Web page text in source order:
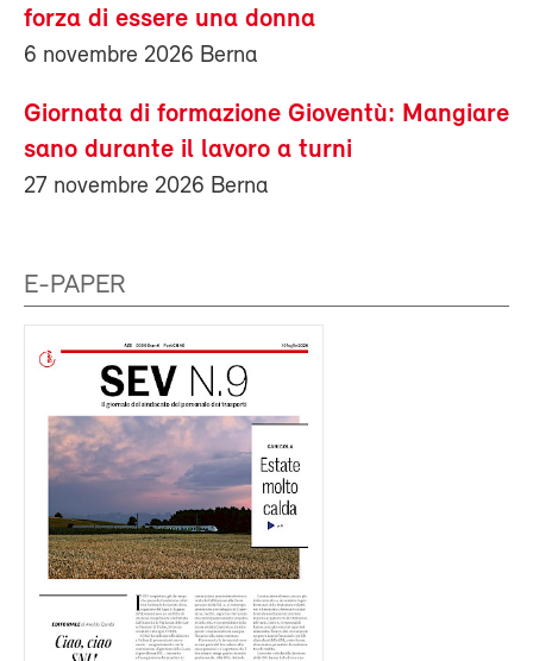
forza di essere una donna
6 novembre 2026 Berna
Giornata di formazione Gioventù: Mangiare
sano durante il lavoro a turni
27 novembre 2026 Berna
E-PAPER